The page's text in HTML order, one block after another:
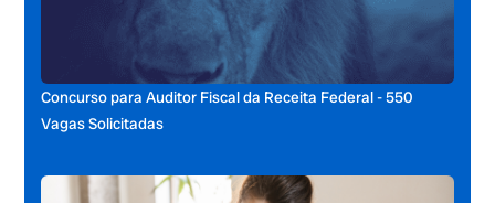
Concurso para Auditor Fiscal da Receita Federal - 550
Vagas Solicitadas